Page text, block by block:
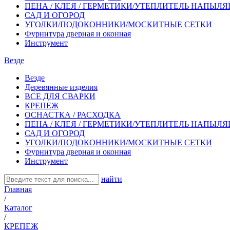
ПЕНА / КЛЕЯ / ГЕРМЕТИКИ/УТЕПЛИТЕЛЬ
САД И ОГОРОД
УГОЛКИ/ПОДОКОННИКИ/МОСКИТНЫЕ СЕТКИ
Фурнитура дверная и оконная
Инструмент
Везде
Везде
Деревянные изделия
ВСЕ ДЛЯ СВАРКИ
КРЕПЕЖ
ОСНАСТКА / РАСХОДКА
ПЕНА / КЛЕЯ / ГЕРМЕТИКИ/УТЕПЛИТЕЛЬ
САД И ОГОРОД
УГОЛКИ/ПОДОКОННИКИ/МОСКИТНЫЕ СЕТКИ
Фурнитура дверная и оконная
Инструмент
найти
Главная
/
Каталог
/
КРЕПЕЖ